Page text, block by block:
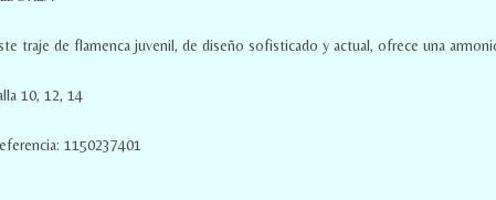
traje de flamenca juvenil, de diseño sofisticado y actual, ofrece una
10, 12, 14
1150237401